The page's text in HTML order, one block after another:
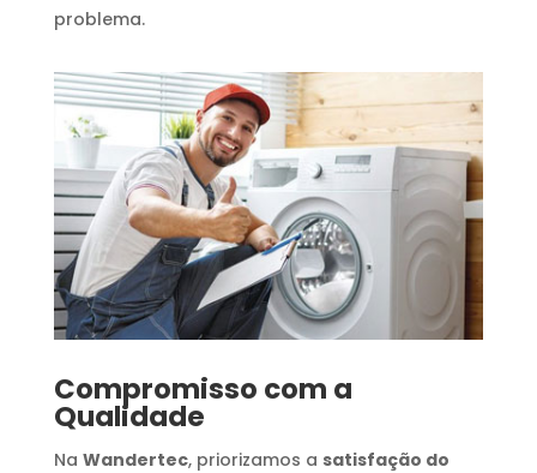
problema.
Compromisso com a
Qualidade
Na Wandertec, priorizamos a satisfação do